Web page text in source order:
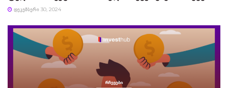
ᲓᲔᲙᲔᲛᲑᲔᲠᲘ 30, 2024